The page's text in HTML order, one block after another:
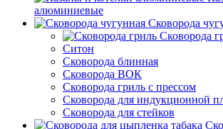
алюминиевые
Сковорода
Сковорода
Ситон
Сковорода блинная
Сковорода ВОК
Сковорода гриль с прессом
Сковорода для индукционной
Сковорода для стейков